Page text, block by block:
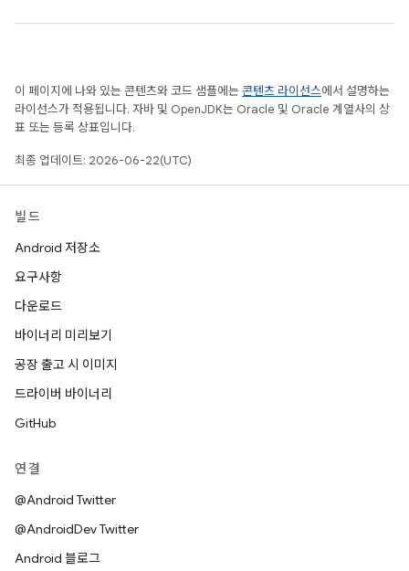
이 페이지에 나와 있는 콘텐츠와 코드 샘플에는 콘텐츠 라이선스에서 설명하는
라이선스가 적용됩니다. 자바 및 OpenJDK는 Oracle 및 Oracle 계열사의 상
표 또는 등록 상표입니다.
최종 업데이트: 2026-06-22(UTC)
빌드
Android 저장소
요구사항
다운로드
바이너리 미리보기
공장 출고 시 이미지
드라이버 바이너리
GitHub
연결
@Android Twitter
@AndroidDev Twitter
Android 블로그